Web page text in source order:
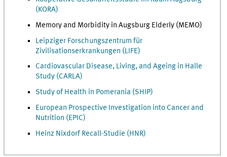
(KORA)
Memory and Morbidity in Augsburg Elderly (MEMO)
Leipziger Forschungszentrum für
Zivilisationserkrankungen (LIFE)
Cardiovascular Disease, Living, and Ageing in Halle
Study (CARLA)
Study of Health in Pomerania (SHIP)
European Prospective Investigation into Cancer and
Nutrition (EPIC)
Heinz Nixdorf Recall-Studie (HNR)